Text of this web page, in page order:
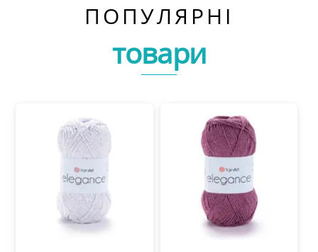
ПОПУЛЯРНІ
товари